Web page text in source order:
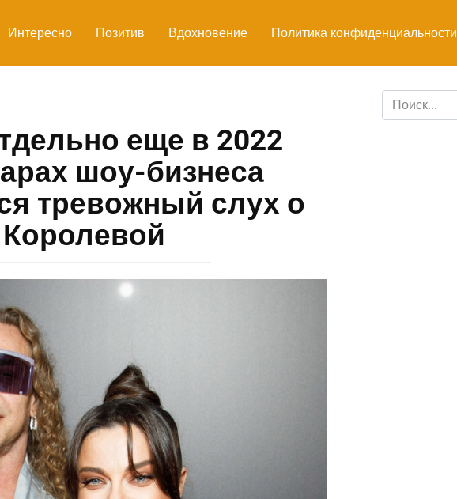
Интересно Позитив Вдохновение Политика конфиденциальности
еще в 2022
шоу-бизнеса
тревожный слух о
Search
for: